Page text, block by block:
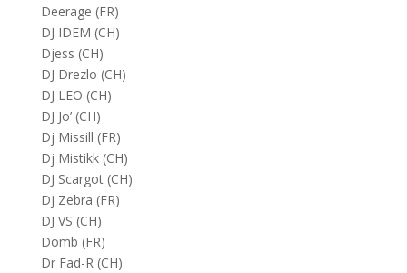
Deerage (FR)
DJ IDEM (CH)
Djess (CH)
DJ Drezlo (CH)
DJ LEO (CH)
DJ Jo’ (CH)
Dj Missill (FR)
Dj Mistikk (CH)
DJ Scargot (CH)
Dj Zebra (FR)
DJ VS (CH)
Domb (FR)
Dr Fad-R (CH)